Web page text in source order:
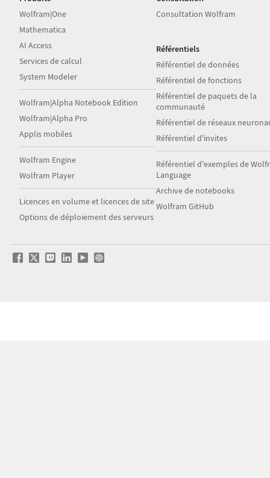
Wolfram|One
Mathematica
AI Access
Services de calcul
System Modeler
Wolfram|Alpha Notebook Edition
Wolfram|Alpha Pro
Applis mobiles
Wolfram Engine
Wolfram Player
Licences en volume et licences de site
Options de déploiement des serveurs
Consultation Wolfram
Référentiels
Référentiel de données
Référentiel de fonctions
Référentiel de paquets de la
communauté
Référentiel de réseaux
Référentiel d'invites
Référentiel d'exemples de
Language
Archive de notebooks
Wolfram GitHub